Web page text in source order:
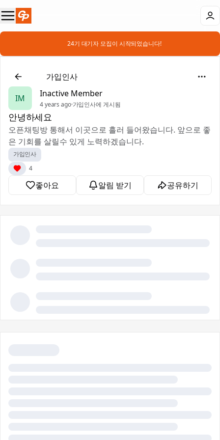
📣 24기 대기자 모집이 시작되었습니다!
👋가입인사
IM
Inactive Member
4 years ago·가입인사에 게시됨
안녕하세요
오픈채팅방 통해서 이곳으로 흘러 들어왔습니다. 앞으로 좋
은 기회를 살릴수 있게 노력하겠습니다.
가입인사
4
좋아요 알림 받기 공유하기